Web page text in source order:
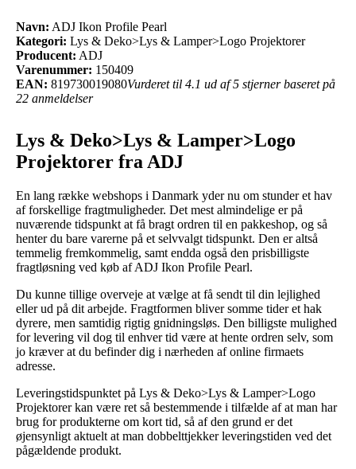
Navn: ADJ Ikon Profile Pearl
Kategori: Lys & Deko>Lys & Lamper>Logo Projektorer
Producent: ADJ
Varenummer: 150409
EAN: 819730019080Vurderet til 4.1 ud af 5 stjerner baseret på
22 anmeldelser
Lys & Deko>Lys & Lamper>Logo
Projektorer fra ADJ
En lang række webshops i Danmark yder nu om stunder et hav
af forskellige fragtmuligheder. Det mest almindelige er på
nuværende tidspunkt at få bragt ordren til en pakkeshop, og så
henter du bare varerne på et selvvalgt tidspunkt. Den er altså
temmelig fremkommelig, samt endda også den prisbilligste
fragtløsning ved køb af ADJ Ikon Profile Pearl.
Du kunne tillige overveje at vælge at få sendt til din lejlighed
eller ud på dit arbejde. Fragtformen bliver somme tider et hak
dyrere, men samtidig rigtig gnidningsløs. Den billigste mulighed
for levering vil dog til enhver tid være at hente ordren selv, som
jo kræver at du befinder dig i nærheden af online firmaets
adresse.
Leveringstidspunktet på Lys & Deko>Lys & Lamper>Logo
Projektorer kan være ret så bestemmende i tilfælde af at man har
brug for produkterne om kort tid, så af den grund er det
øjensynligt aktuelt at man dobbelttjekker leveringstiden ved det
pågældende produkt.